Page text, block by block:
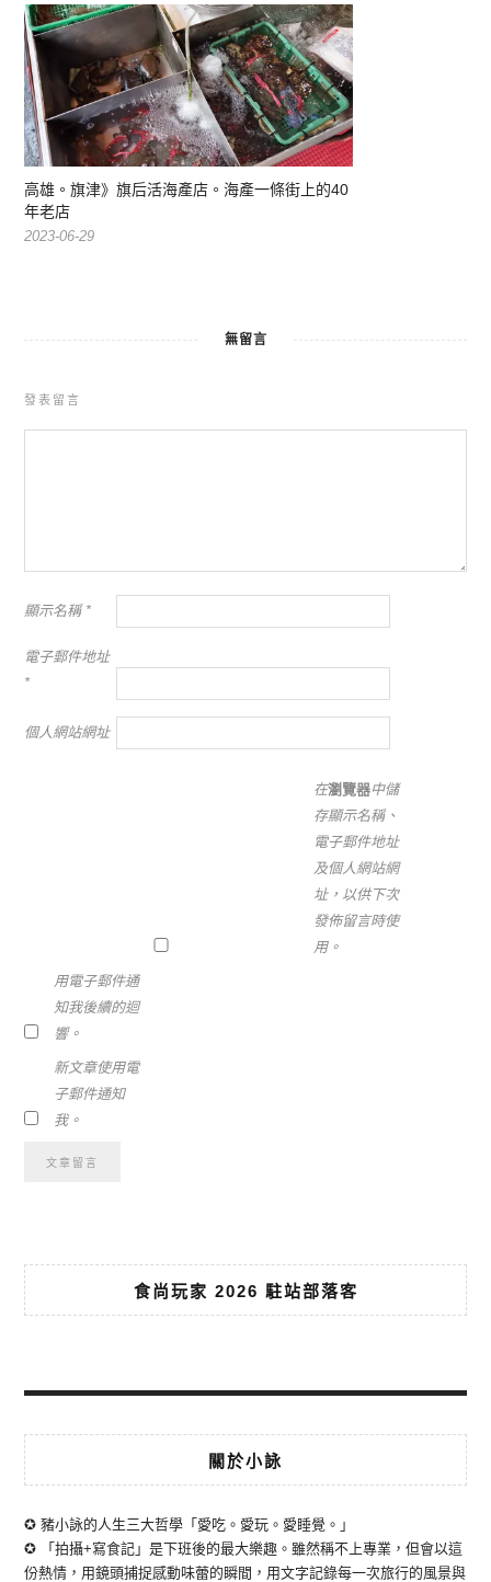
高雄。旗津》旗后活海產店。海產一條街上的40
年老店
2023-06-29
無留言
發表留言
顯示名稱 *
電子郵件地址
*
個人網站網址
在瀏覽器中儲
存顯示名稱、
電子郵件地址
及個人網站網
址，以供下次
發佈留言時使
用。
用電子郵件通
知我後續的迴
響。
新文章使用電
子郵件通知
我。
食尚玩家 2026 駐站部落客
關於小詠
✪ 豬小詠的人生三大哲學「愛吃。愛玩。愛睡覺。」
✪ 「拍攝+寫食記」是下班後的最大樂趣。雖然稱不上專業，但會以這
份熱情，用鏡頭捕捉感動味蕾的瞬間，用文字記錄每一次旅行的風景與